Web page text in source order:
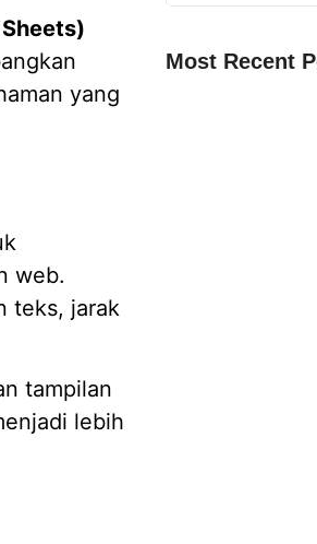
yang
web.
teks, jarak
tampilan
lebih
Most Recent